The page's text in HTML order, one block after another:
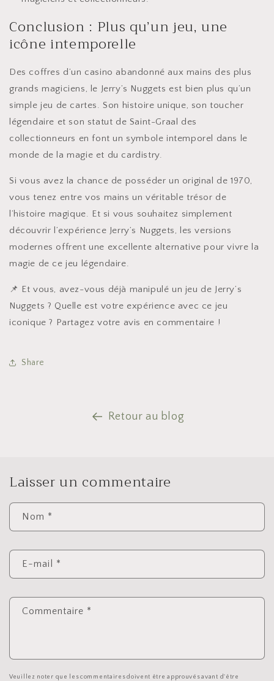
Conclusion : Plus qu’un jeu, une
icône intemporelle
Des coffres d’un casino abandonné aux mains des plus
grands magiciens, le Jerry’s Nuggets est bien plus qu’un
simple jeu de cartes. Son histoire unique, son toucher
légendaire et son statut de Saint-Graal des
collectionneurs en font un symbole intemporel dans le
monde de la magie et du cardistry.
Si vous avez la chance de posséder un original de 1970,
vous tenez entre vos mains un véritable trésor de
l’histoire magique. Et si vous souhaitez simplement
découvrir l’expérience Jerry’s Nuggets, les versions
modernes offrent une excellente alternative pour vivre la
magie de ce jeu légendaire.
📌 Et vous, avez-vous déjà manipulé un jeu de Jerry’s
Nuggets ? Quelle est votre expérience avec ce jeu
iconique ? Partagez votre avis en commentaire !
Share
Retour au blog
Laisser un commentaire
Nom *
E-mail *
Commentaire *
Veuillez noter que les commentaires doivent être approuvés avant d'être